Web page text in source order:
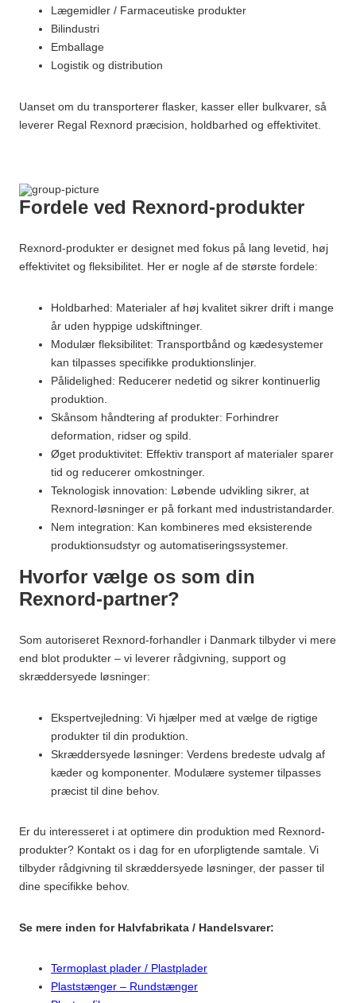
Lægemidler / Farmaceutiske produkter
Bilindustri
Emballage
Logistik og distribution
Uanset om du transporterer flasker, kasser eller bulkvarer, så
leverer Regal Rexnord præcision, holdbarhed og effektivitet.
Fordele ved Rexnord-produkter
Rexnord-produkter er designet med fokus på lang levetid, høj
effektivitet og fleksibilitet. Her er nogle af de største fordele:
Holdbarhed: Materialer af høj kvalitet sikrer drift i mange
år uden hyppige udskiftninger.
Modulær fleksibilitet: Transportbånd og kædesystemer
kan tilpasses specifikke produktionslinjer.
Pålidelighed: Reducerer nedetid og sikrer kontinuerlig
produktion.
Skånsom håndtering af produkter: Forhindrer
deformation, ridser og spild.
Øget produktivitet: Effektiv transport af materialer sparer
tid og reducerer omkostninger.
Teknologisk innovation: Løbende udvikling sikrer, at
Rexnord-løsninger er på forkant med industristandarder.
Nem integration: Kan kombineres med eksisterende
produktionsudstyr og automatiseringssystemer.
Hvorfor vælge os som din
Rexnord-partner?
Som autoriseret Rexnord-forhandler i Danmark tilbyder vi mere
end blot produkter – vi leverer rådgivning, support og
skræddersyede løsninger:
Ekspertvejledning: Vi hjælper med at vælge de rigtige
produkter til din produktion.
Skræddersyede løsninger: Verdens bredeste udvalg af
kæder og komponenter. Modulære systemer tilpasses
præcist til dine behov.
Er du interesseret i at optimere din produktion med Rexnord-
produkter? Kontakt os i dag for en uforpligtende samtale. Vi
tilbyder rådgivning til skræddersyede løsninger, der passer til
dine specifikke behov.
Se mere inden for Halvfabrikata / Handelsvarer:
Termoplast plader / Plastplader
Plaststænger – Rundstænger